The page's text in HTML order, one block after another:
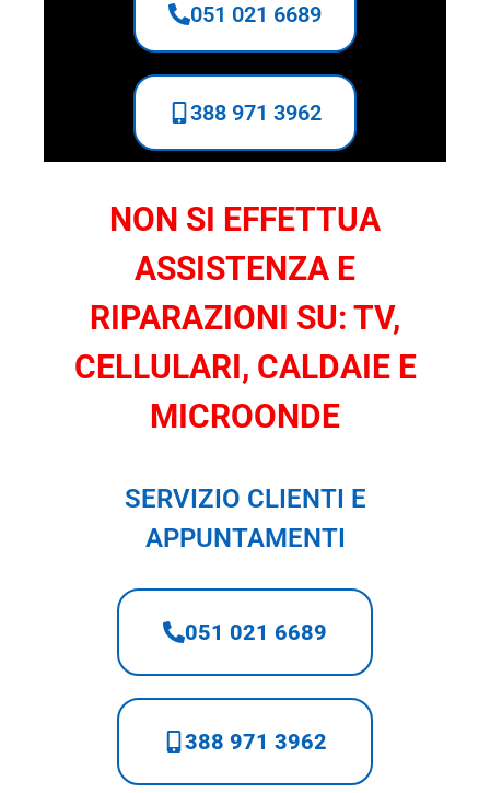
051 021 6689
388 971 3962
NON SI EFFETTUA
ASSISTENZA E
RIPARAZIONI SU: TV,
CELLULARI, CALDAIE E
MICROONDE
SERVIZIO CLIENTI E
APPUNTAMENTI
051 021 6689
388 971 3962